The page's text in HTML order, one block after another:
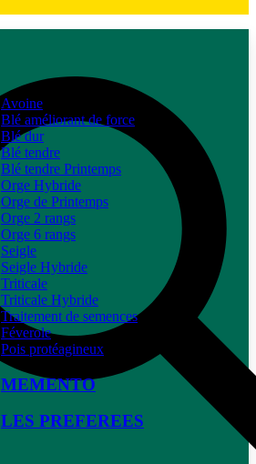
Avoine
Blé améliorant de force
Blé dur
Blé tendre
Blé tendre Printemps
Orge Hybride
Orge de Printemps
Orge 2 rangs
Orge 6 rangs
Seigle
Seigle Hybride
Triticale
Triticale Hybride
Traitement de semences
Féverole
Pois protéagineux
MEMENTO
LES PREFEREES